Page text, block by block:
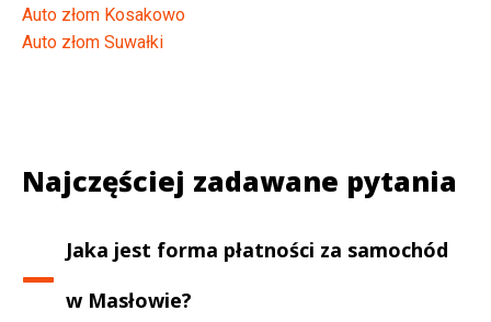
Auto złom Kosakowo
Auto złom Suwałki
Najczęściej zadawane pytania
Jaka jest forma płatności za samochód
w Masłowie?